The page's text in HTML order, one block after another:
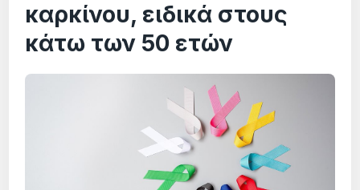
καρκίνου, ειδικά στους
κάτω των 50 ετών